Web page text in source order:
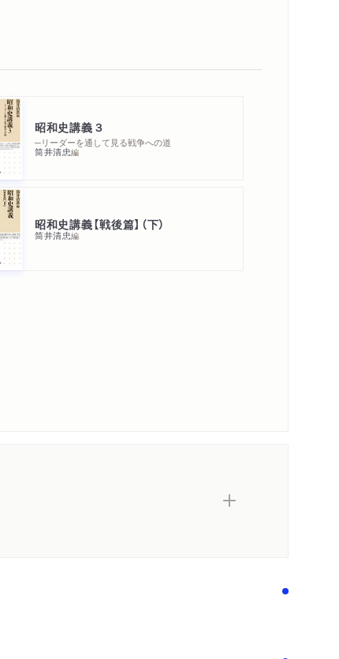
昭和史講義３
─リーダーを通して見る戦争への道
筒井清忠編
昭和史講義【戦後篇】（下）
筒井清忠編